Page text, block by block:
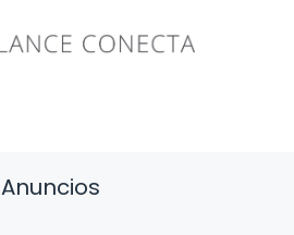
Anuncios